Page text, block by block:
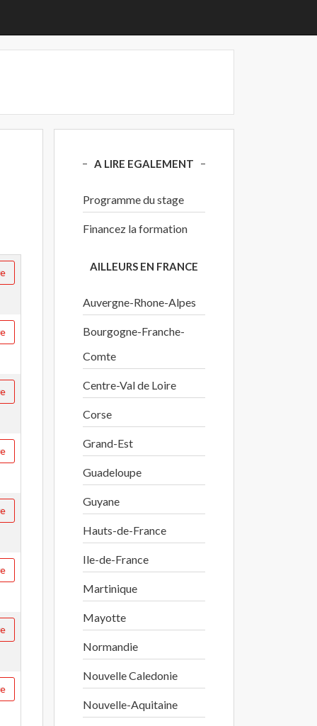
A LIRE EGALEMENT
Programme du stage
Financez la formation
AILLEURS EN FRANCE
Auvergne-Rhone-Alpes
Bourgogne-Franche-
Comte
Centre-Val de Loire
Corse
Grand-Est
Guadeloupe
Guyane
Hauts-de-France
Ile-de-France
Martinique
Mayotte
Normandie
Nouvelle Caledonie
Nouvelle-Aquitaine